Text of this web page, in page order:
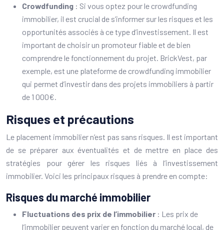
Crowdfunding : Si vous optez pour le crowdfunding
immobilier, il est crucial de s’informer sur les risques et les
opportunités associés à ce type d’investissement. Il est
important de choisir un promoteur fiable et de bien
comprendre le fonctionnement du projet. BrickVest, par
exemple, est une plateforme de crowdfunding immobilier
qui permet d’investir dans des projets immobiliers à partir
de 1 000€.
Risques et précautions
Le placement immobilier n’est pas sans risques. Il est important
de se préparer aux éventualités et de mettre en place des
stratégies pour gérer les risques liés à l’investissement
immobilier. Voici les principaux risques à prendre en compte:
Risques du marché immobilier
Fluctuations des prix de l’immobilier : Les prix de
l’immobilier peuvent varier en fonction du marché local, de